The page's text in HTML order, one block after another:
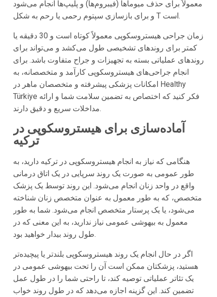
معمولاً برای حذف میوماها (فیبروم‌ها) و پلیپ‌ها انجام می‌شود
و برای بازسازی سپتوم رحمی یا رحم به شکل T است.
زمان جراحی هیستروسکوپی معمولاً کوتاه است و 30 دقیقه یا
کمتر برای روندهای تشخیصی طول می‌کشد و می‌تواند برای
روندهای عملیاتی بسته به تجهیزات و جراح متفاوت باشد. برای
انجام جراحی‌های هیستروسکوپی کارآمد و متخصصانه، به
امکانات پزشکی پیشرفته و متخصصان ماهر در Healthy
Türkiye فکر کنید که اختصاص به تضمین سلامت شما و ارائه
مداخلات سریع و دقیق دارند.
آماده‌سازی برای هیستروسکوپی در
ترکیه
هنگامی که نیاز به انجام هیستروسکوپی در ترکیه دارید، به
طور عمومی به صورت یک روند سرپایی در یک اتاق درمانی
واقع در واحد زنان انجام می‌شود. این روند توسط یک پزشک
متخصص، که به طور معمول به عنوان متخصص زنان شناخته
می‌شود، یا یک پرستار متخصص انجام می‌شود. شما به طور
معمول به بیهوشی عمومی نیاز ندارید، به این معنی که در
طول روند بیدار خواهید بود.
اگر در حال انجام یک روند هیستروسکوپی بلندتر یا پیچیده‌تر
هستید، پزشکتان ممکن است آن را تحت بیهوشی عمومی در
یک تئاتر عملیاتی توصیه کند، تا راحتی شما را در طول عمل
تضمین کند. این گزینه اجازه می‌دهد که در طول روند خواب